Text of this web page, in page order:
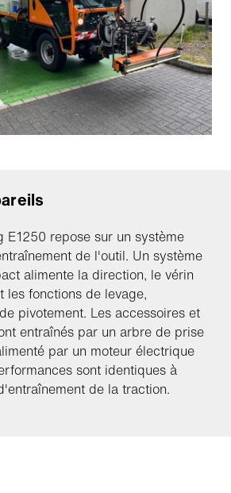
E1250 repose sur un système
de l'outil. Un système
alimente la direction, le vérin
les fonctions de levage,
pivotement. Les accessoires et
entraînés par un arbre de prise
par un moteur électrique
sont identiques à
de la traction.